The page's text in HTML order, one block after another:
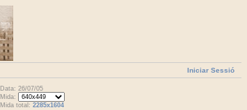
Iniciar Sessió
Data: 26/07/05
Mida:
Mida total: 2285x1604